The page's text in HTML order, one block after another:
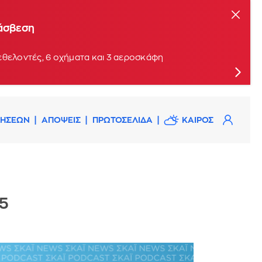
6 οχήματα και 3 αεροσκάφη
ΑΠΟΨΕΙΣ ΠΡΩΤΟΣΕΛΙΔΑ ΚΑΙΡΟΣ